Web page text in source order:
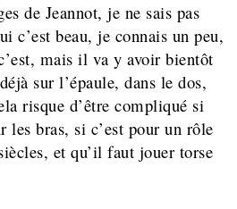
de Jeannot, je ne sais pas
c’est beau, je connais un peu,
mais il va y avoir bientôt
sur l’épaule, dans le dos,
risque d’être compliqué si
les bras, si c’est pour un rôle
et qu’il faut jouer torse